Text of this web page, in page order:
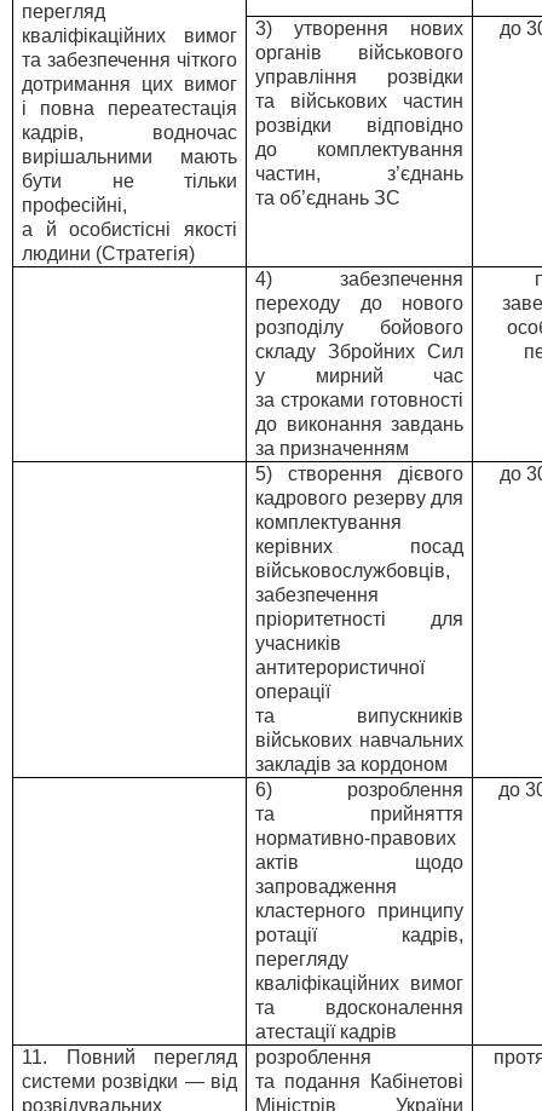
перегляд
кваліфікаційних вимог
та забезпечення чіткого
дотримання цих вимог
і повна переатестація
кадрів, водночас
вирішальними мають
бути не тільки
професійні,
а й особистісні якості
людини (Стратегія)
3) утворення нових
органів військового
управління розвідки
та військових частин
розвідки відповідно
до комплектування
частин, з’єднань
та об’єднань ЗС
до
4) забезпечення
переходу до нового
розподілу бойового
складу Збройних Сил
у мирний час
за строками готовності
до виконання завдань
за призначенням
5) створення дієвого
кадрового резерву для
комплектування
керівних посад
військовослужбовців,
забезпечення
пріоритетності для
учасників
антитерористичної
операції
та випускників
військових навчальних
закладів за кордоном
до
6) розроблення
та прийняття
нормативно-правових
актів щодо
запровадження
кластерного принципу
ротації кадрів,
перегляду
кваліфікаційних вимог
та вдосконалення
атестації кадрів
до
11. Повний перегляд
системи розвідки — від
розвідувальних
розроблення
та подання Кабінетові
Міністрів України